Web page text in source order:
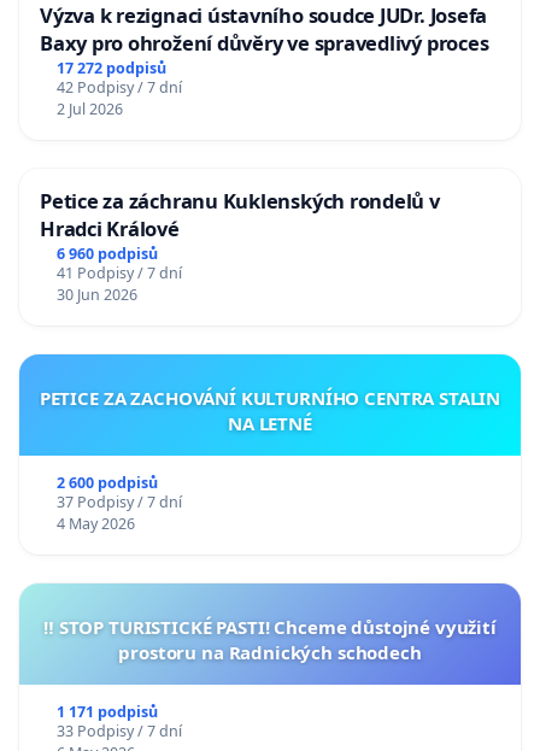
Výzva k rezignaci ústavního soudce JUDr. Josefa
Baxy pro ohrožení důvěry ve spravedlivý proces
17 272 podpisů
42 Podpisy / 7 dní
2 Jul 2026
Petice za záchranu Kuklenských rondelů v
Hradci Králové
6 960 podpisů
41 Podpisy / 7 dní
30 Jun 2026
PETICE ZA ZACHOVÁNÍ KULTURNÍHO CENTRA STALIN
NA LETNÉ
2 600 podpisů
37 Podpisy / 7 dní
4 May 2026
‼️ STOP TURISTICKÉ PASTI! Chceme důstojné využití
prostoru na Radnických schodech
1 171 podpisů
33 Podpisy / 7 dní